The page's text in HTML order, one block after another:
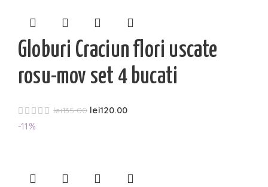
Globuri Craciun flori uscate
rosu-mov set 4 bucati
lei135.00 lei120.00
-11%